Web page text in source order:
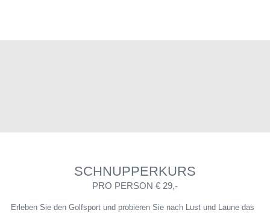
SCHNUPPERKURS
PRO PERSON € 29,-
Erleben Sie den Golfsport und probieren Sie nach Lust und Laune das